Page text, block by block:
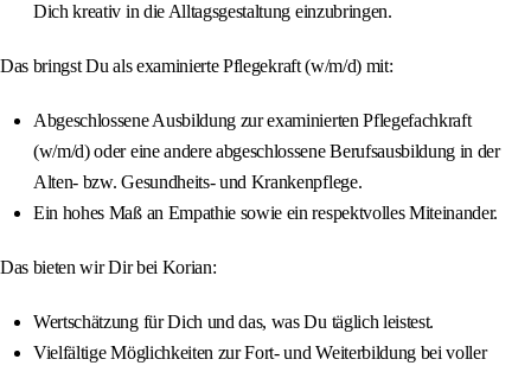
Dich kreativ in die Alltagsgestaltung einzubringen.
Das bringst Du als examinierte Pflegekraft (w/m/d) mit:
Abgeschlossene Ausbildung zur examinierten Pflegefachkraft
(w/m/d) oder eine andere abgeschlossene Berufsausbildung in der
Alten- bzw. Gesundheits- und Krankenpflege.
Ein hohes Maß an Empathie sowie ein respektvolles Miteinander.
Das bieten wir Dir bei Korian:
Wertschätzung für Dich und das, was Du täglich leistest.
Vielfältige Möglichkeiten zur Fort- und Weiterbildung bei voller